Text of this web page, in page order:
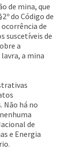
de mina, que
do Código de
de
suscetíveis de
a
a mina
Não há no
de
e Energia